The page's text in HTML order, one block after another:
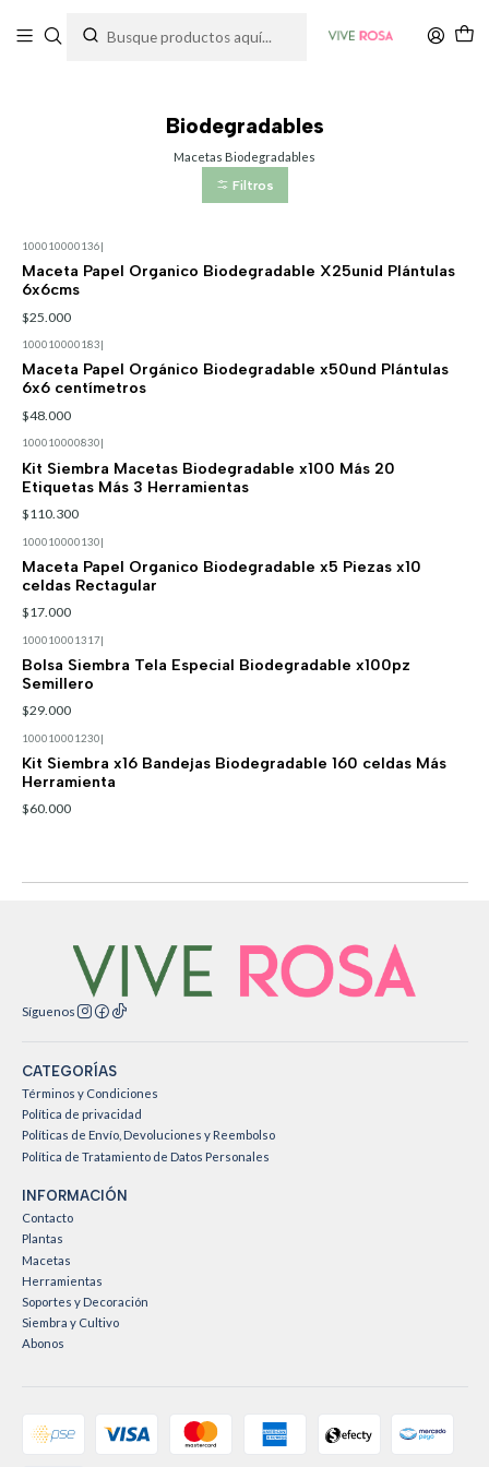
Biodegradables
Macetas Biodegradables
Filtros
100010000136|
Maceta Papel Organico Biodegradable X25unid Plántulas
6x6cms
$25.000
100010000183|
Maceta Papel Orgánico Biodegradable x50und Plántulas
6x6 centímetros
$48.000
100010000830|
Kit Siembra Macetas Biodegradable x100 Más 20
Etiquetas Más 3 Herramientas
$110.300
100010000130|
Maceta Papel Organico Biodegradable x5 Piezas x10
celdas Rectagular
$17.000
100010001317|
Bolsa Siembra Tela Especial Biodegradable x100pz
Semillero
$29.000
100010001230|
Kit Siembra x16 Bandejas Biodegradable 160 celdas Más
Herramienta
$60.000
Síguenos
CATEGORÍAS
Términos y Condiciones
Política de privacidad
Políticas de Envío, Devoluciones y Reembolso
Política de Tratamiento de Datos Personales
INFORMACIÓN
Contacto
Plantas
Macetas
Herramientas
Soportes y Decoración
Siembra y Cultivo
Abonos